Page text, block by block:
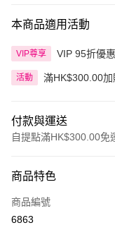
本商品適用活動
VIP尊享 VIP 95折優惠
活動 滿HK$300.00加
付款與運送
自提點滿HK$300.00免
信用卡
Apple Pay
商品特色
商品編號
6863